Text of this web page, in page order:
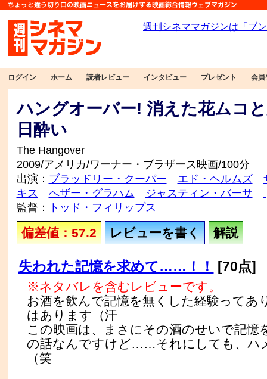
ログイン ホーム 読者レビュー インタビュー プレゼント 会員
ハングオーバー! 消えた花ムコ
日酔い
The Hangover
2009/アメリカ/ワーナー・ブラザース映画/100分
出演： ブラッドリー・クーパー エド・ヘルムズ
キス
へザー・グラハム
ジャスティン・バーサ
監督：
トッド・フィリップス
偏差値：57.2 レビューを書く 解説
失われた記憶を求めて……！！ [70点]
※ネタバレを含むレビューです。
お酒を飲んで記憶を無くした経験って
はあります（汗
この映画は、まさにその酒のせいで記憶
の話なんですけど……それにしても、ハ
（笑